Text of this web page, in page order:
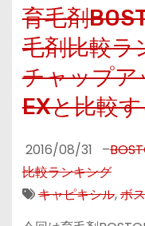
育毛剤
毛剤比較ラ
チャップア
EXと比較
2016/08/31 –
比較ランキング
キャピキシル,ボ